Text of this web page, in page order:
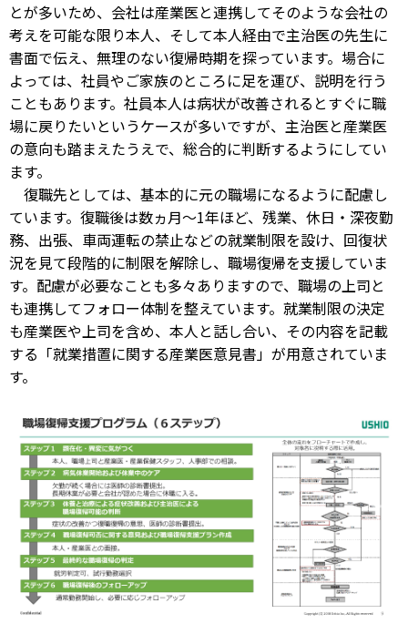
とが多いため、会社は産業医と連携してそのような会社の
考えを可能な限り本人、そして本人経由で主治医の先生に
書面で伝え、無理のない復帰時期を探っています。場合に
よっては、社員やご家族のところに足を運び、説明を行う
こともあります。社員本人は病状が改善されるとすぐに職
場に戻りたいというケースが多いですが、主治医と産業医
の意向も踏まえたうえで、総合的に判断するようにしてい
ます。
復職先としては、基本的に元の職場になるように配慮し
ています。復職後は数ヵ月～1年ほど、残業、休日・深夜勤
務、出張、車両運転の禁止などの就業制限を設け、回復状
況を見て段階的に制限を解除し、職場復帰を支援していま
す。配慮が必要なことも多々ありますので、職場の上司と
も連携してフォロー体制を整えています。就業制限の決定
も産業医や上司を含め、本人と話し合い、その内容を記載
する「就業措置に関する産業医意見書」が用意されていま
す。